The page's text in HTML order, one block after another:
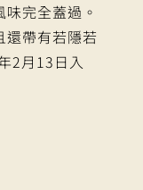
完全蓋過。
還帶有若隱若
2月13日入